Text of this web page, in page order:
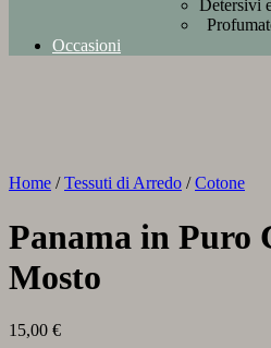
Detersivi
Occasioni
Home / Tessuti di Arredo / Cotone
Panama in Puro
Mosto
15,00 €